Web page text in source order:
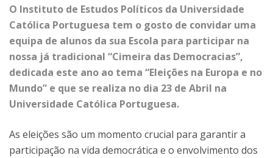
O Instituto de Estudos Políticos da Universidade
Católica Portuguesa tem o gosto de convidar uma
equipa de alunos da sua Escola para participar na
nossa já tradicional “Cimeira das Democracias”,
dedicada este ano ao tema “Eleições na Europa e no
Mundo” e que se realiza no dia 23 de Abril na
Universidade Católica Portuguesa.
As eleições são um momento crucial para garantir a
participação na vida democrática e o envolvimento dos